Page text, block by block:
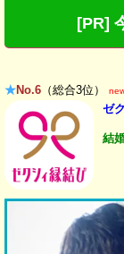
[PR]
★No.6 （総合3位）
ゼ
結